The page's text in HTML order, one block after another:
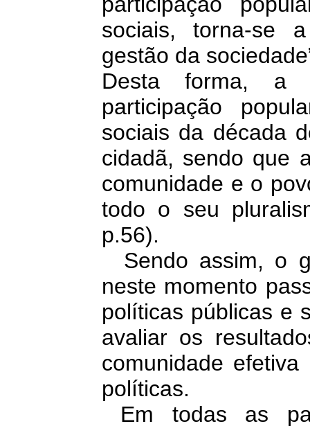
sociais, torna-se
gestão da
Desta forma, a
participação
sociais da década
cidadã, sendo que
comunidade e o
todo o seu
p.56).
Sendo assim, o
neste momento
políticas públicas e
avaliar os
comunidade
políticas.
Em todas as